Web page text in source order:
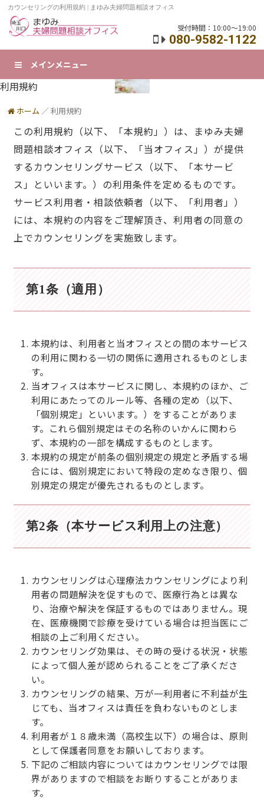
カウンセリングの利用規約 | まゆみ夫婦問題相談オフィス
受付時間：10:00～19:00
080-9582-1122
メインメニュー
利用規約
ホーム ／利用規約
この利用規約（以下、「本規約」）は、まゆみ夫婦
問題相談オフィス（以下、「当オフィス」）が提供
するカウンセリングサービス（以下、「本サービ
ス」といいます。）の利用条件を定めるものです。
サービス利用者・相談依頼者（以下、「利用者」）
には、本規約の内容をご理解頂き、利用者の同意の
上でカウンセリングを実施致します。
第1条（適用）
本規約は、利用者と当オフィスとの間の本サービス
の利用に関わる一切の関係に適用されるものとしま
す。
当オフィスは本サービスに関し、本規約のほか、ご
利用にあたってのルール等、各種の定め（以下、
「個別規定」といいます。）をすることがありま
す。これら個別規定はその名称のいかんに関わら
ず、本規約の一部を構成するものとします。
本規約の規定が前条の個別規定の規定と矛盾する場
合には、個別規定において特段の定めなき限り、個
別規定の規定が優先されるものとします。
第2条（本サービス利用上の注意）
カウンセリングは心理療法カウンセリングにより利
用者の問題解決を促すもので、医療行為とは異な
り、治療や解決を保証するものではありません。現
在、医療機関で診療を受けている場合は担当医にご
相談の上ご利用ください。
カウンセリング効果は、その時の受ける状況・状態
によって個人差が認められることをご了承くださ
い。
カウンセリングの結果、万が一利用者に不利益が生
じても、当オフィスは責任を負わないものとしま
す。
利用者が１８歳未満（高校生以下）の場合は、原則
として保護者同意をお願いしております。
下記のご相談内容についてはカウンセリングでは限
界がありますので相談をお断りすることがありま
す。